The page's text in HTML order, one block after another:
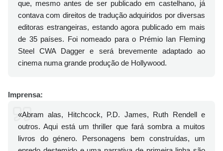
que, mesmo antes de ser publicado em castelhano, já
contava com direitos de tradução adquiridos por diversas
editoras estrangeiras, estando agora publicado em mais
de 35 países. Foi nomeado para o Prémio Ian Fleming
Steel CWA Dagger e será brevemente adaptado ao
cinema numa grande produção de Hollywood.
Imprensa:
«Abram alas, Hitchcock, P.D. James, Ruth Rendell e
outros. Aqui está um thriller que fará sombra a muitos
livros do género. Personagens bem construídas, um